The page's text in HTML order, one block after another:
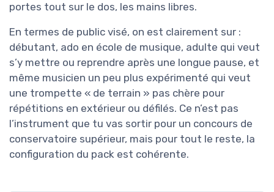
portes tout sur le dos, les mains libres.
En termes de public visé, on est clairement sur :
débutant, ado en école de musique, adulte qui veut
s’y mettre ou reprendre après une longue pause, et
même musicien un peu plus expérimenté qui veut
une trompette « de terrain » pas chère pour
répétitions en extérieur ou défilés. Ce n’est pas
l’instrument que tu vas sortir pour un concours de
conservatoire supérieur, mais pour tout le reste, la
configuration du pack est cohérente.